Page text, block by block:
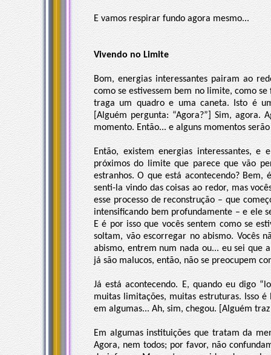
E vamos respirar fundo agora mesmo...
Vivendo no Limite
Bom, energias interessantes pairam ao
como se estivessem bem no limite, como
traga um quadro e uma caneta. Isto é
[Alguém pergunta: “Agora?”] Sim, agora.
momento. Então... e alguns momentos
Então, existem energias interessantes, e
próximos do limite que parece que vão
estranhos. O que está acontecendo?
senti-la vindo das coisas ao redor, mas
esse processo de reconstrução – que
intensificando bem profundamente – e ele
E é por isso que vocês sentem como se
soltam, vão escorregar no abismo. Vocês
abismo, entrem num nada ou... eu sei que
já são malucos, então, não se preocupem
Já está acontecendo. E, quando eu digo
muitas limitações, muitas estruturas. Isso
em algumas... Ah, sim, chegou. [Alguém
Em algumas instituições que tratam da
Agora, nem todos; por favor, não